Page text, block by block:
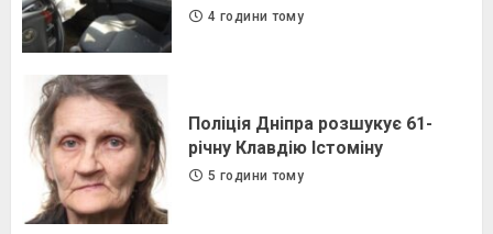
4 години тому
Поліція Дніпра розшукує 61-
річну Клавдію Істоміну
5 години тому